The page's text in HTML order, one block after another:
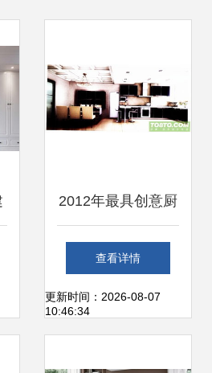
2012年最具创意厨
具 别致摆设点亮厨
房美学——装修建
查看详情
更新时间：2026-08-07
10:46:34